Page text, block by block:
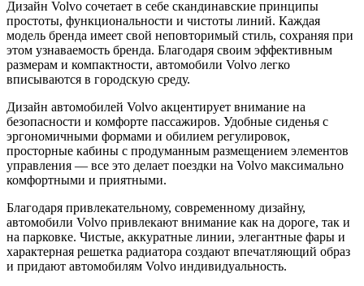
Дизайн Volvo сочетает в себе скандинавские принципы
простоты, функциональности и чистоты линий. Каждая
модель бренда имеет свой неповторимый стиль, сохраняя при
этом узнаваемость бренда. Благодаря своим эффективным
размерам и компактности, автомобили Volvo легко
вписываются в городскую среду.
Дизайн автомобилей Volvo акцентирует внимание на
безопасности и комфорте пассажиров. Удобные сиденья с
эргономичными формами и обилием регулировок,
просторные кабины с продуманным размещением элементов
управления — все это делает поездки на Volvo максимально
комфортными и приятными.
Благодаря привлекательному, современному дизайну,
автомобили Volvo привлекают внимание как на дороге, так и
на парковке. Чистые, аккуратные линии, элегантные фары и
характерная решетка радиатора создают впечатляющий образ
и придают автомобилям Volvo индивидуальность.